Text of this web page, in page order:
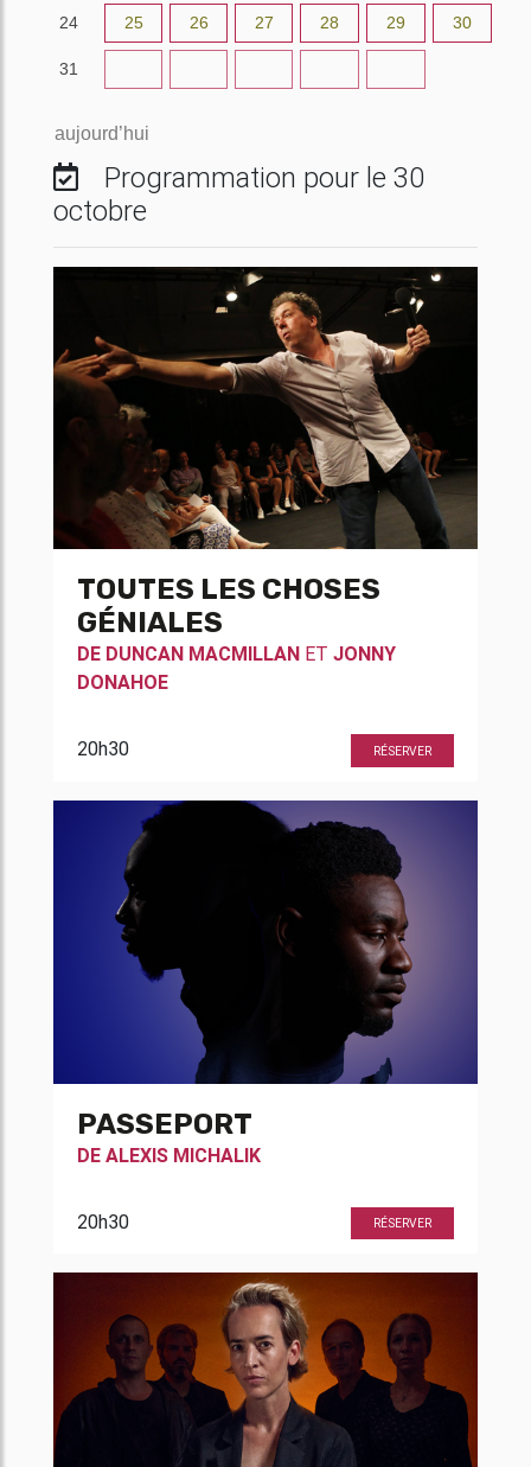
24 25 26 27 28 29 30
31
aujourd’hui
Programmation pour le 30
octobre
TOUTES LES CHOSES
GÉNIALES
DE DUNCAN MACMILLAN ET JONNY
DONAHOE
20h30 RÉSERVER
PASSEPORT
DE ALEXIS MICHALIK
20h30 RÉSERVER